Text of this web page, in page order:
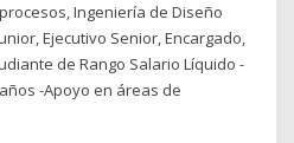
Ingeniería de Diseño
Ejecutivo Senior, Encargado,
de Rango Salario Líquido -
-Apoyo en áreas de